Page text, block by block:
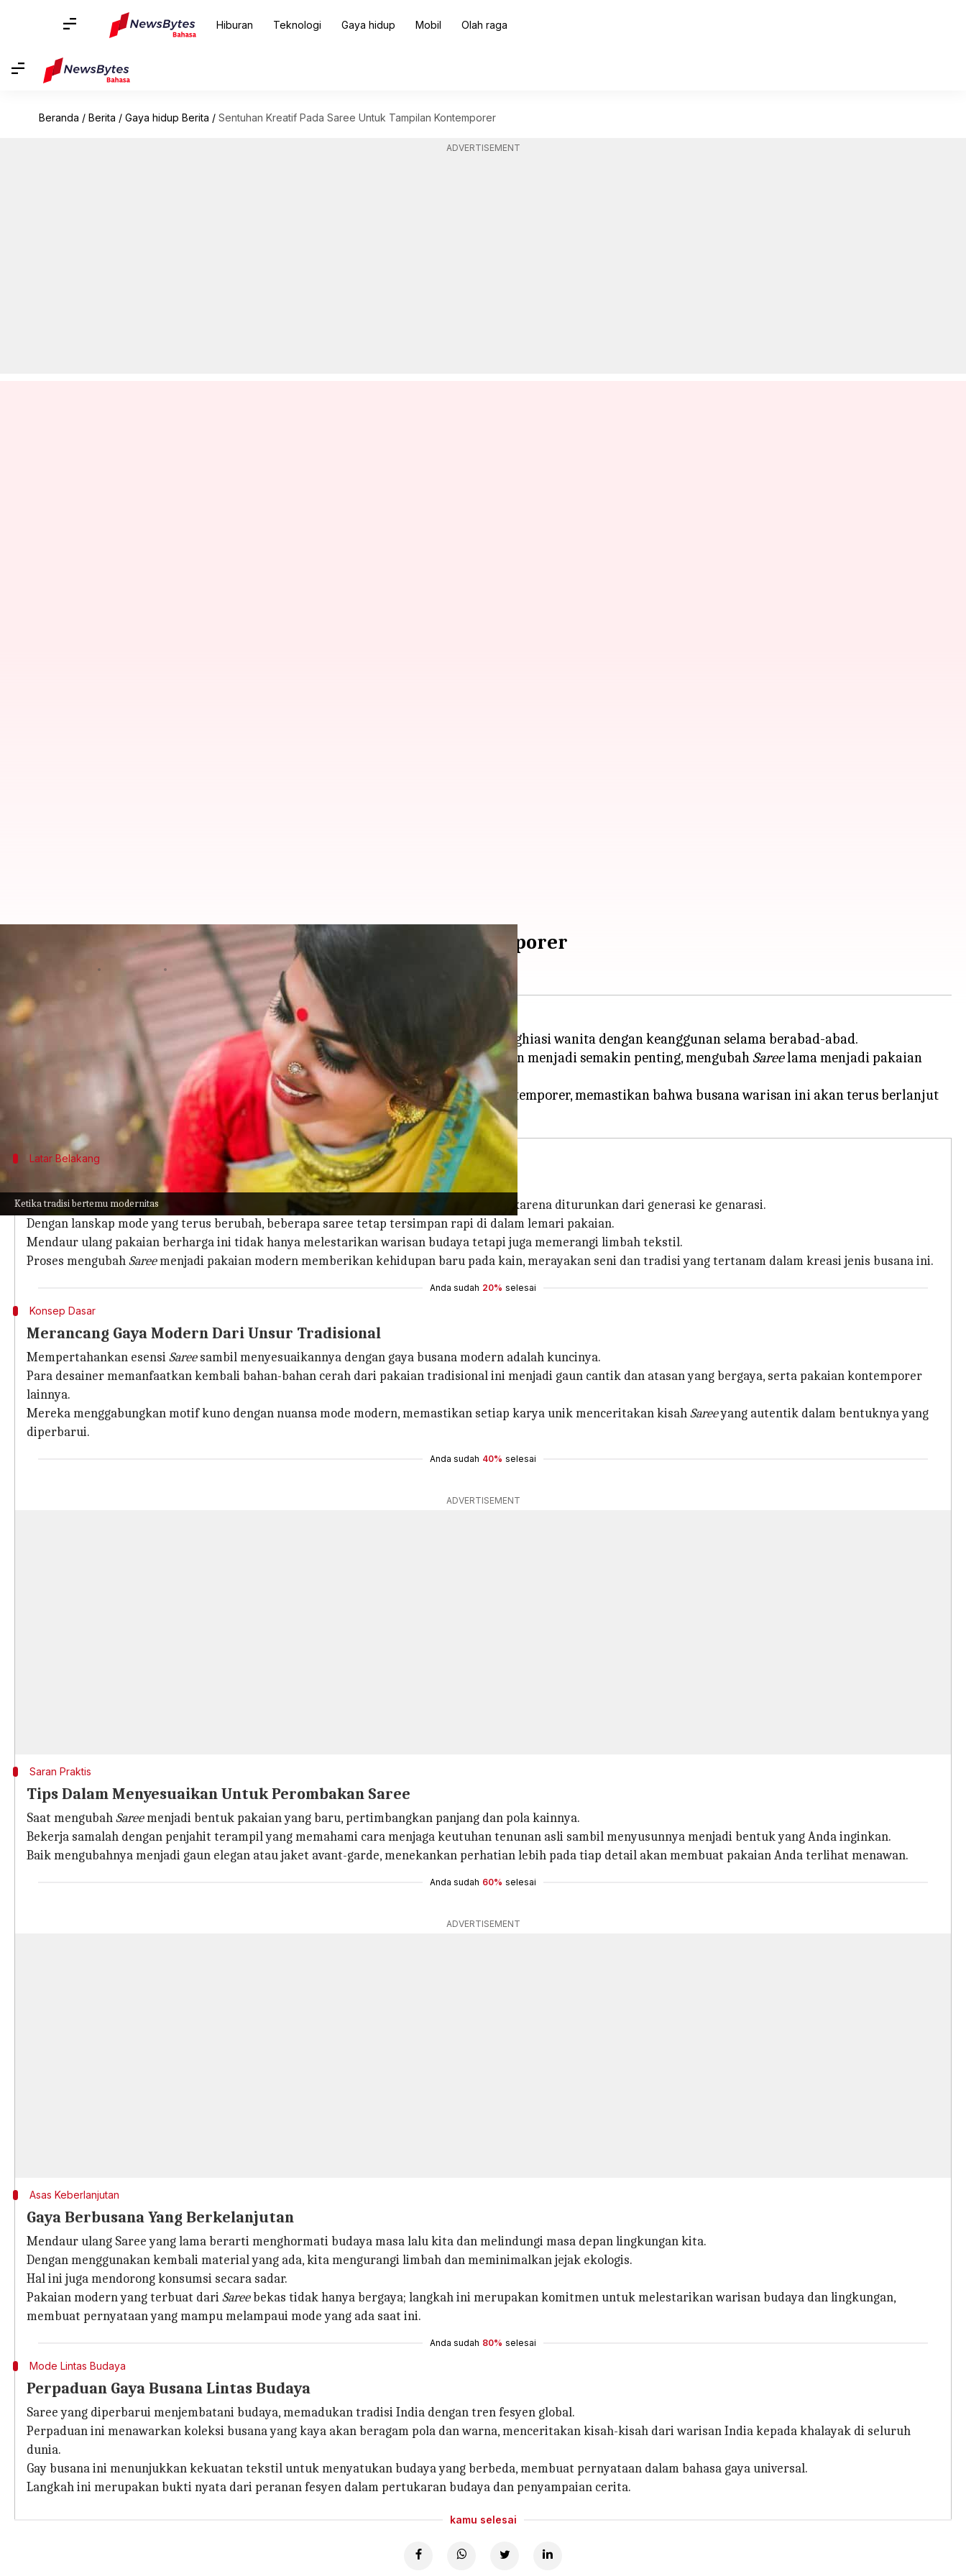
Hiburan Teknologi Gaya hidup Mobil Olah raga
Beranda / Berita / Gaya hidup Berita / Sentuhan Kreatif Pada Saree Untuk Tampilan Kontemporer
ADVERTISEMENT
Ketika tradisi bertemu modernitas
Sentuhan Kreatif Pada Saree Untuk Tampilan Kontemporer
May 15, 2024
Apa ceritanya
adalah busana bernuansa abadi yang kaya akan tradisi, pakian ini telah menghiasi wanita dengan keanggunan selama berabad-abad.
Namun, seiring dengan berkembangnya mode dan prinsip mode yang keberlanjutan menjadi semakin penting, mengubahSareelama menjadi pakaian
baru bukan hanya sebuah tren tetapi juga sebuah kebutuhan.
Artikel ini mengeksplorasi transformasiSareeyang disayangi menjadi busana kontemporer, memastikan bahwa busana warisan ini akan terus berlanjut
Latar Belakang
Seni Dalam Mendaur Ulang Saree
Saree,sering kali merupakan warisan yang sangat disayangi, membawa nilai emosional karena diturunkan dari generasi ke genarasi.
Dengan lanskap mode yang terus berubah, beberapa saree tetap tersimpan rapi di dalam lemari pakaian.
Mendaur ulang pakaian berharga ini tidak hanya melestarikan warisan budaya tetapi juga memerangi limbah tekstil.
Proses mengubahSareemenjadi pakaian modern memberikan kehidupan baru pada kain, merayakan seni dan tradisi yang tertanam dalam kreasi jenis busana ini.
Anda sudah 20% selesai
Konsep Dasar
Merancang Gaya Modern Dari Unsur Tradisional
Mempertahankan esensiSareesambil menyesuaikannya dengan gaya busana modern adalah kuncinya.
Para desainer memanfaatkan kembali bahan-bahan cerah dari pakaian tradisional ini menjadi gaun cantik dan atasan yang bergaya, serta pakaian kontemporer
lainnya.
Mereka menggabungkan motif kuno dengan nuansa mode modern, memastikan setiap karya unik menceritakan kisahSareeyang autentik dalam bentuknya yang
diperbarui.
Anda sudah 40% selesai
ADVERTISEMENT
Saran Praktis
Tips Dalam Menyesuaikan Untuk Perombakan Saree
Saat mengubahSareemenjadi bentuk pakaian yang baru, pertimbangkan panjang dan pola kainnya.
Bekerja samalah dengan penjahit terampil yang memahami cara menjaga keutuhan tenunan asli sambil menyusunnya menjadi bentuk yang Anda inginkan.
Baik mengubahnya menjadi gaun elegan atau jaket avant-garde, menekankan perhatian lebih pada tiap detail akan membuat pakaian Anda terlihat menawan.
Anda sudah 60% selesai
ADVERTISEMENT
Asas Keberlanjutan
Gaya Berbusana Yang Berkelanjutan
Mendaur ulang Saree yang lama berarti menghormati budaya masa lalu kita dan melindungi masa depan lingkungan kita.
Dengan menggunakan kembali material yang ada, kita mengurangi limbah dan meminimalkan jejak ekologis.
Hal ini juga mendorong konsumsi secara sadar.
Pakaian modern yang terbuat dariSareebekas tidak hanya bergaya; langkah ini merupakan komitmen untuk melestarikan warisan budaya dan lingkungan,
membuat pernyataan yang mampu melampaui mode yang ada saat ini.
Anda sudah 80% selesai
Mode Lintas Budaya
Perpaduan Gaya Busana Lintas Budaya
Saree yang diperbarui menjembatani budaya, memadukan tradisi India dengan tren fesyen global.
Perpaduan ini menawarkan koleksi busana yang kaya akan beragam pola dan warna, menceritakan kisah-kisah dari warisan India kepada khalayak di seluruh
dunia.
Gay busana ini menunjukkan kekuatan tekstil untuk menyatukan budaya yang berbeda, membuat pernyataan dalam bahasa gaya universal.
Langkah ini merupakan bukti nyata dari peranan fesyen dalam pertukaran budaya dan penyampaian cerita.
kamu selesai